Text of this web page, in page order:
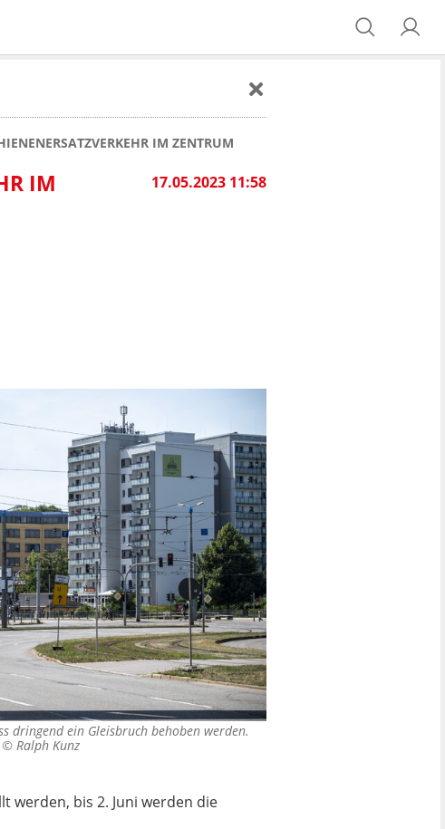
IM ZENTRUM
17.05.2023 11:58
IM
dringend ein Gleisbruch behoben werden.
© Ralph Kunz
werden, bis 2. Juni werden die